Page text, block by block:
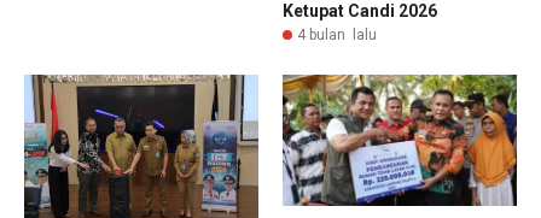
Ketupat Candi 2026
4 bulan lalu